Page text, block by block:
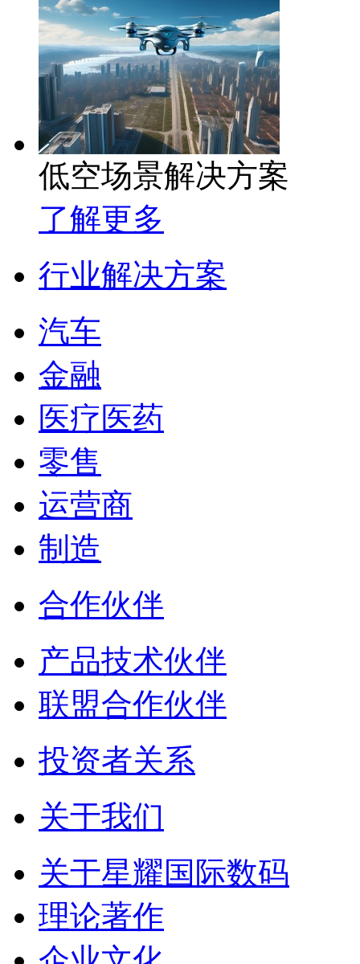
低空场景解决方案
了解更多
行业解决方案
汽车
金融
医疗医药
零售
运营商
制造
合作伙伴
产品技术伙伴
联盟合作伙伴
投资者关系
关于我们
关于星耀国际数码
理论著作